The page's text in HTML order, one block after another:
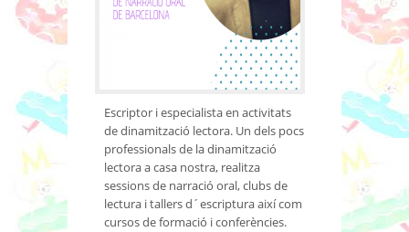
Escriptor i especialista en activitats
de dinamització lectora. Un dels pocs
professionals de la dinamització
lectora a casa nostra, realitza
sessions de narració oral, clubs de
lectura i tallers d´escriptura així com
cursos de formació i conferències.